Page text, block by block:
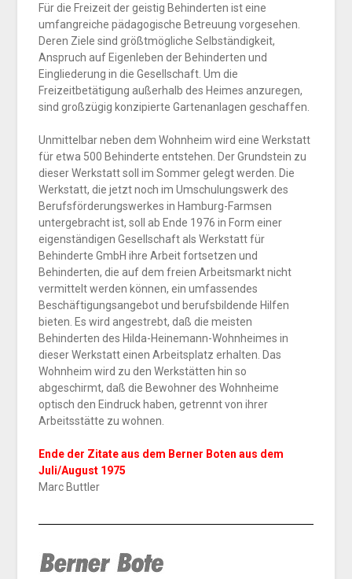
Für die Freizeit der geistig Behinderten ist eine
umfangreiche pädagogische Betreuung vorgesehen.
Deren Ziele sind größtmögliche Selbständigkeit,
Anspruch auf Eigenleben der Behinderten und
Eingliederung in die Gesellschaft. Um die
Freizeitbetätigung außerhalb des Heimes anzuregen,
sind großzügig konzipierte Gartenanlagen geschaffen.
Unmittelbar neben dem Wohnheim wird eine Werkstatt
für etwa 500 Behinderte entstehen. Der Grundstein zu
dieser Werkstatt soll im Sommer gelegt werden. Die
Werkstatt, die jetzt noch im Umschulungswerk des
Berufsförderungswerkes in Hamburg-Farmsen
untergebracht ist, soll ab Ende 1976 in Form einer
eigenständigen Gesellschaft als Werkstatt für
Behinderte GmbH ihre Arbeit fortsetzen und
Behinderten, die auf dem freien Arbeitsmarkt nicht
vermittelt werden können, ein umfassendes
Beschäftigungsangebot und berufsbildende Hilfen
bieten. Es wird angestrebt, daß die meisten
Behinderten des Hilda-Heinemann-Wohnheimes in
dieser Werkstatt einen Arbeitsplatz erhalten. Das
Wohnheim wird zu den Werkstätten hin so
abgeschirmt, daß die Bewohner des Wohnheime
optisch den Eindruck haben, getrennt von ihrer
Arbeitsstätte zu wohnen.
Ende der Zitate aus dem Berner Boten aus dem
Juli/August 1975
Marc Buttler